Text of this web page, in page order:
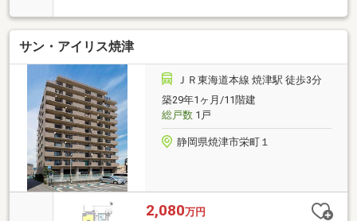
み処理ができるディスポーザー■湯船に浸かりながら
ゆっくりと視聴できる浴室TV付■2WAY洗面室で家事動
線良好■作業部屋や子供部屋としても使用可能なサー
ビスルーム■パーティールーム・ゲストルームなど共
有部も充実※一部敷地賃借権有（地代6010円／月）＝
＝＝＝＝＝＝＝＝＝＝＝＝＝＝＝＝＝＝【タカラレー
ベンリアルネット（タカラの仲介）】レーベン・ネベ
ルシリーズに精通し、業界の実績の多い信頼のおける
スタッフが対応いたします。
サン・アイリス焼津
ＪＲ東海道本線 焼津駅 徒歩3分
築29年1ヶ月/11階建
総戸数1戸
静岡県焼津市栄町１
2,080万円